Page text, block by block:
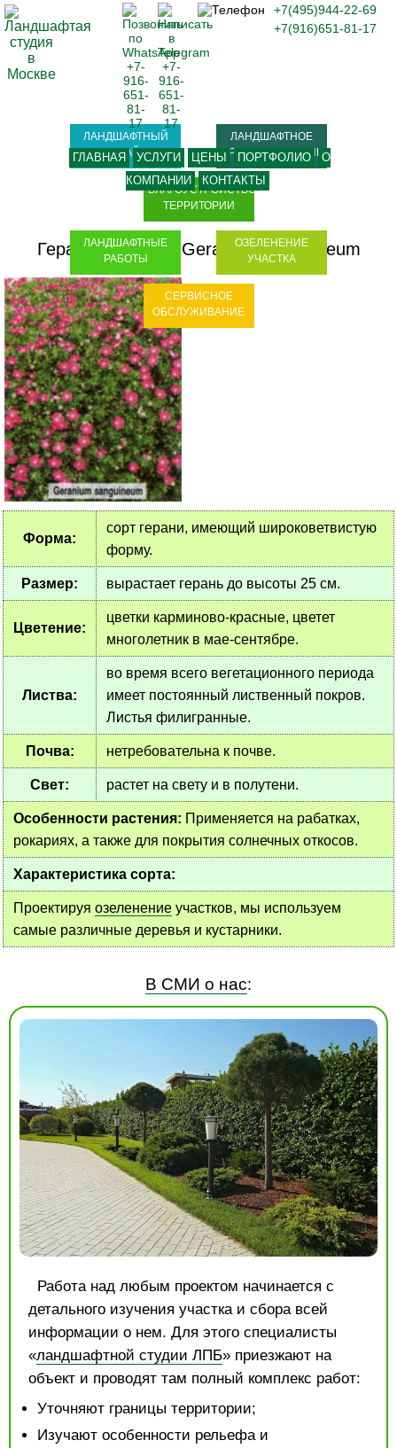
Герань красная - Geranium sanguineum
Форма:
сорт герани, имеющий широковетвистую
форму.
Размер: вырастает герань до высоты 25 см.
Цветение:
цветки карминово-красные, цветет
многолетник в мае-сентябре.
Листва:
во время всего вегетационного периода
имеет постоянный лиственный покров.
Листья филигранные.
Почва: нетребовательна к почве.
Свет: растет на свету и в полутени.
Особенности растения: Применяется на рабатках,
рокариях, а также для покрытия солнечных откосов.
Характеристика сорта:
Проектируя озеленение участков, мы используем
самые различные деревья и кустарники.
В СМИ о нас:
Работа над любым проектом начинается с
детального изучения участка и сбора всей
информации о нем. Для этого специалисты
«ландшафтной студии ЛПБ» приезжают на
объект и проводят там полный комплекс работ:
Уточняют границы территории;
Изучают особенности рельефа и
+7(495)944-22-69
+7(916)651-81-17
ГЛАВНАЯ УСЛУГИ ЦЕНЫ ПОРТФОЛИО
О
КОМПАНИИ
КОНТАКТЫ
ЛАНДШАФТНЫЙ
ДИЗАЙН
ЛАНДШАФТНОЕ
ПРОЕКТИРОВАНИЕ
БЛАГОУСТРОЙСТВО
ТЕРРИТОРИИ
ЛАНДШАФТНЫЕ
РАБОТЫ
ОЗЕЛЕНЕНИЕ
УЧАСТКА
СЕРВИСНОЕ
ОБСЛУЖИВАНИЕ